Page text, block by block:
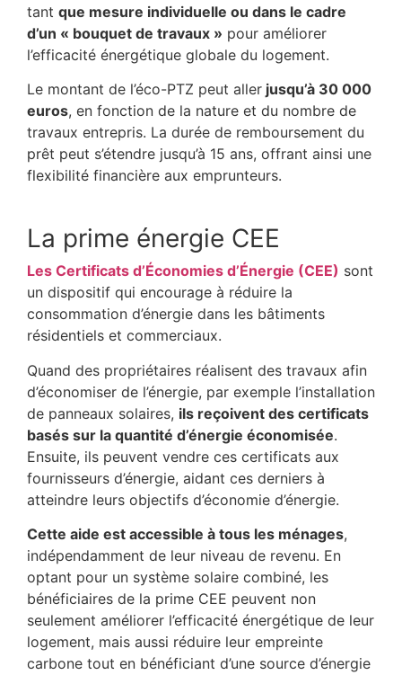
tant que mesure individuelle ou dans le cadre
d’un « bouquet de travaux » pour améliorer
l’efficacité énergétique globale du logement.
Le montant de l’éco-PTZ peut aller jusqu’à 30 000
euros, en fonction de la nature et du nombre de
travaux entrepris. La durée de remboursement du
prêt peut s’étendre jusqu’à 15 ans, offrant ainsi une
flexibilité financière aux emprunteurs.
La prime énergie CEE
Les Certificats d’Économies d’Énergie (CEE) sont
un dispositif qui encourage à réduire la
consommation d’énergie dans les bâtiments
résidentiels et commerciaux.
Quand des propriétaires réalisent des travaux afin
d’économiser de l’énergie, par exemple l’installation
de panneaux solaires, ils reçoivent des certificats
basés sur la quantité d’énergie économisée.
Ensuite, ils peuvent vendre ces certificats aux
fournisseurs d’énergie, aidant ces derniers à
atteindre leurs objectifs d’économie d’énergie.
Cette aide est accessible à tous les ménages,
indépendamment de leur niveau de revenu. En
optant pour un système solaire combiné, les
bénéficiaires de la prime CEE peuvent non
seulement améliorer l’efficacité énergétique de leur
logement, mais aussi réduire leur empreinte
carbone tout en bénéficiant d’une source d’énergie